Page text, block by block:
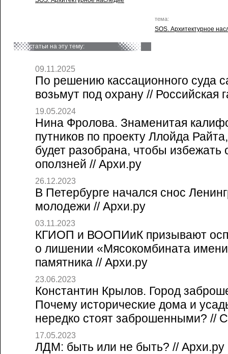
тема:
SOS. Архитектурное
статьи на эту тему:
09.11.2025
По решению кассационного суда
возьмут под охрану // Российская
19.05.2024
Нина Фролова. Знаменитая
путников по проекту Ллойда
будет разобрана, чтобы избежать
оползней // Архи.ру
26.12.2023
В Петербурге начался снос
молодежи // Архи.ру
03.11.2023
КГИОП и ВООПИиК призывают
о лишении «Мясокомбината
памятника // Архи.ру
23.06.2023
Константин Крылов. Город
Почему исторические дома и
нередко стоят заброшенными? //
17.05.2023
ЛДМ: быть или не быть? // Архи.ру